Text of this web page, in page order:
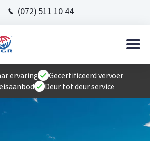
(072) 511 10 44
ervaring
Gecertificeerd vervoer
Deur tot deur service